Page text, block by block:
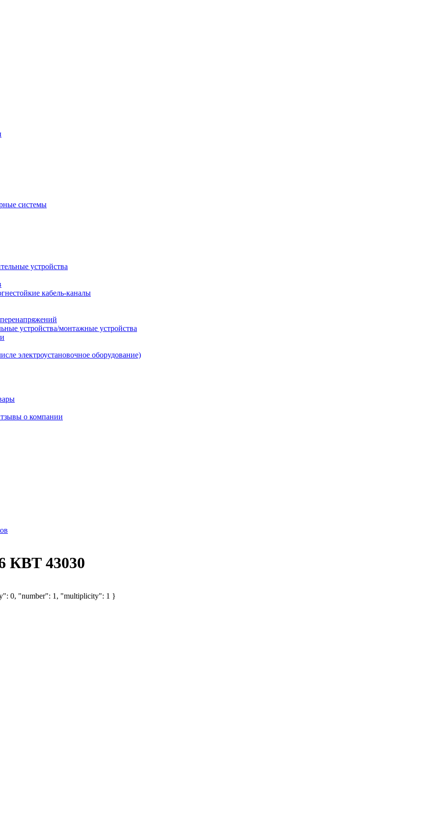
системы
устройства
кабель-каналы
устройства/монтажные устройства
электроустановочное оборудование)
о компании
КВТ 43030
0, "number": 1, "multiplicity": 1 }